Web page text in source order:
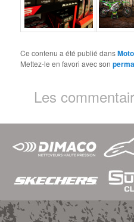
Ce contenu a été publié dans
Mettez-le en favori avec son
Les